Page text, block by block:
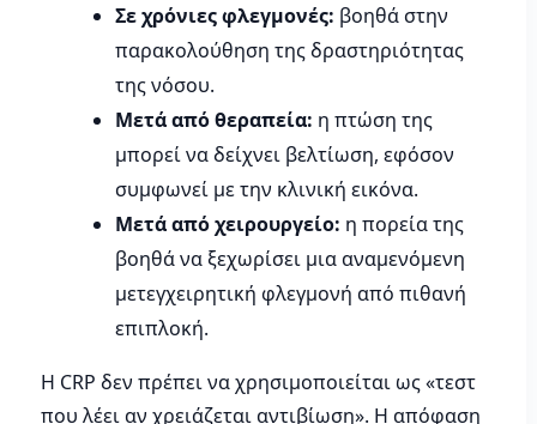
Σε χρόνιες φλεγμονές: βοηθά στην
παρακολούθηση της δραστηριότητας
της νόσου.
Μετά από θεραπεία: η πτώση της
μπορεί να δείχνει βελτίωση, εφόσον
συμφωνεί με την κλινική εικόνα.
Μετά από χειρουργείο: η πορεία της
βοηθά να ξεχωρίσει μια αναμενόμενη
μετεγχειρητική φλεγμονή από πιθανή
επιπλοκή.
Η CRP δεν πρέπει να χρησιμοποιείται ως «τεστ
που λέει αν χρειάζεται αντιβίωση». Η απόφαση